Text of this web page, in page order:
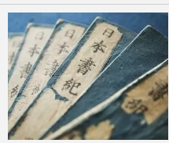
判定」後の
静めたソフ
週刊女性PRIME